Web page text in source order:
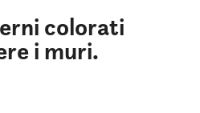
colorati
i muri.